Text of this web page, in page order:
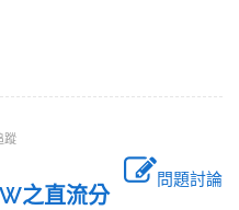
蹤
問題討論
之直流分